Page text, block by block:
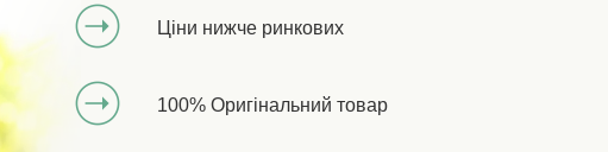
Ціни нижче ринкових
100% Оригінальний товар